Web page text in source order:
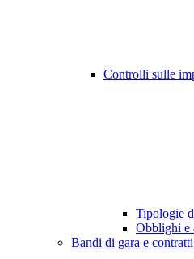
Controlli sulle
Tipologie
Obblighi e
Bandi di gara e contratti